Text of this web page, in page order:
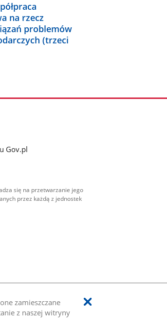
zamieszczane
z naszej witryny
na rzecz
problemów
(trzeci
Gov.pl
się na przetwarzanie jego
przez każdą z jednostek